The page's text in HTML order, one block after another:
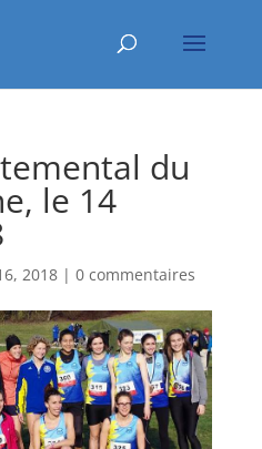
du
le 14
2018| 0 commentaires